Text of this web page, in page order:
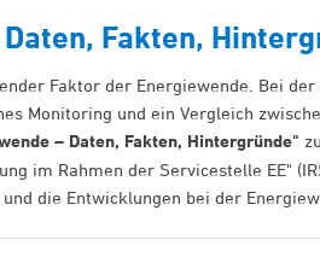
Fakten,
Faktor der Energiewende. Bei
Monitoring und ein Vergleich
– Daten, Fakten, Hintergründe"
im Rahmen der Servicestelle EE"
die Entwicklungen bei der